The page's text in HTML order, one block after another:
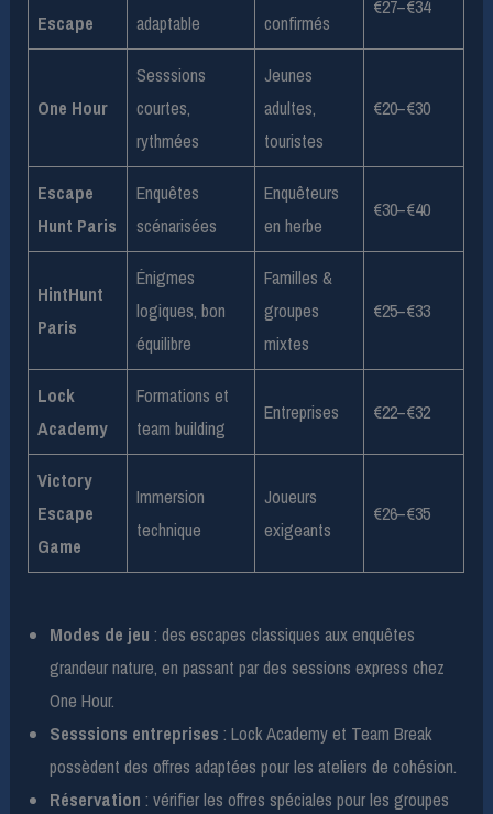
Escape
adaptable
confirmés
€27–€34
One Hour
Sesssions
courtes,
rythmées
Jeunes
adultes,
touristes
€20–€30
Escape
Hunt Paris
Enquêtes
scénarisées
Enquêteurs
en herbe
€30–€40
HintHunt
Paris
Énigmes
logiques, bon
équilibre
Familles &
groupes
mixtes
€25–€33
Lock
Academy
Formations et
team building
Entreprises €22–€32
Victory
Escape
Game
Immersion
technique
Joueurs
exigeants
€26–€35
Modes de jeu : des escapes classiques aux enquêtes
grandeur nature, en passant par des sessions express chez
One Hour.
Sesssions entreprises : Lock Academy et Team Break
possèdent des offres adaptées pour les ateliers de cohésion.
Réservation : vérifier les offres spéciales pour les groupes